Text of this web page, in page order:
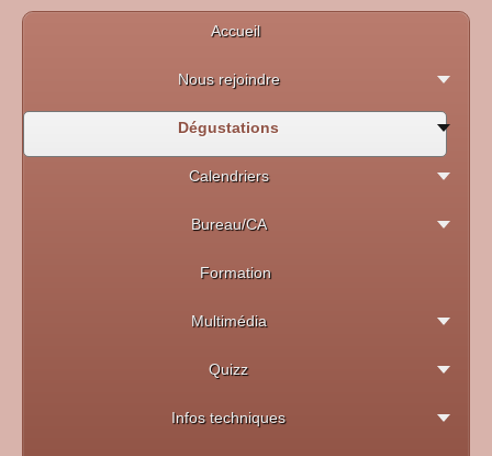
Accueil
Nous rejoindre
Dégustations
Calendriers
Bureau/CA
Formation
Multimédia
Quizz
Infos techniques